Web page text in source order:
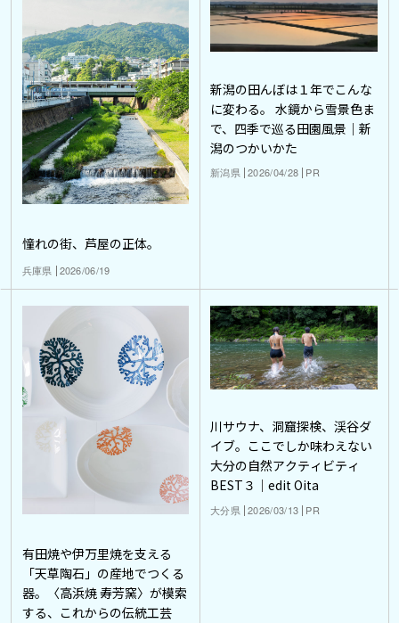
憧れの街、芦屋の正体。
兵庫県 2026/06/19
新潟の田んぼは１年でこんな
に変わる。 水鏡から雪景色ま
で、四季で巡る田園風景｜新
潟のつかいかた
新潟県 2026/04/28 PR
有田焼や伊万里焼を支える
「天草陶石」の産地でつくる
器。〈高浜焼 寿芳窯〉が模索
する、これからの伝統工芸
川サウナ、洞窟探検、渓谷ダ
イブ。ここでしか味わえない
大分の自然アクティビティ
BEST３｜edit Oita
大分県 2026/03/13 PR